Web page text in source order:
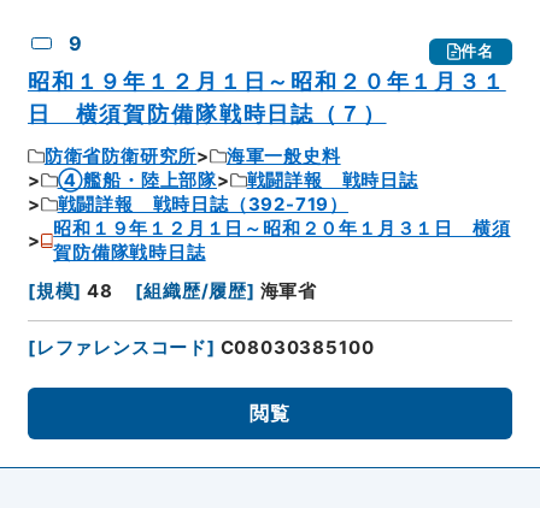
9 件名
昭和１９年１２月１日～昭和２０年１月３１
日 横須賀防備隊戦時日誌（７）
防衛省防衛研究所
海軍一般史料
④艦船・陸上部隊
戦闘詳報 戦時日誌
戦闘詳報 戦時日誌（392-719）
昭和１９年１２月１日～昭和２０年１月３１日 横須
賀防備隊戦時日誌
[規模] 48 [組織歴/履歴] 海軍省
[レファレンスコード] C08030385100
閲覧